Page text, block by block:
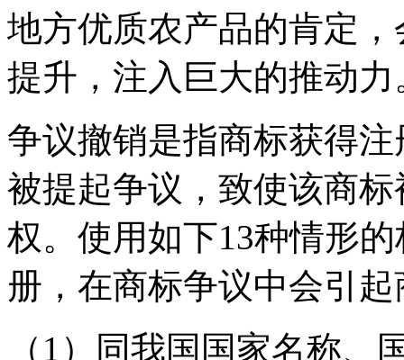
地方优质农产品的肯定
提升，注入巨大的推动力
争议撤销是指商标获得
被提起争议，致使该商
权。使用如下13种情形
册，在商标争议中会引
（1）同我国国家名称